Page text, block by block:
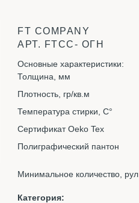
FT COMPANY
АРТ. FTСС- ОГН
Основные характеристики:
Толщина, мм
Плотность, гр/кв.м
Температура стирки, С°
Сертификат Oeko Tex
Полиграфический пантон
Минимальное количество, рул
Категория: